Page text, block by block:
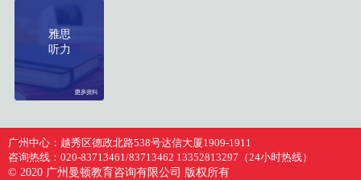
雅思
听力
广州中心： 越秀区德政北路538号达信大厦1909-1911
咨询热线： 020-83713461/83713462 13352813297（24小时热线）
© 2020 广州曼顿教育咨询有限公司 版权所有